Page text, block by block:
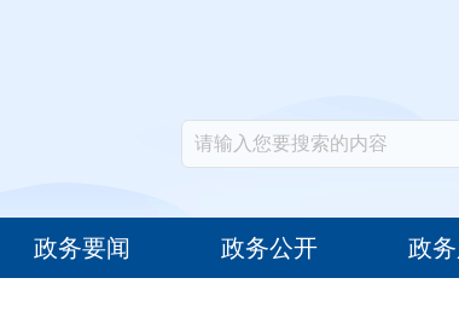
政务要闻 政务公开 政